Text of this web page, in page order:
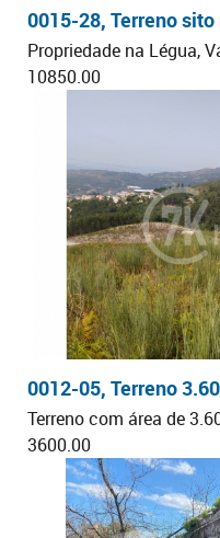
0015-28, Terreno sito
Propriedade na Légua,
10850.00
0012-05, Terreno
Terreno com área de
3600.00